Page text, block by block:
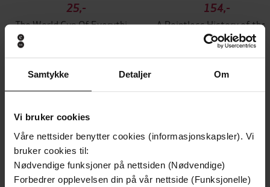
Samtykke Detaljer Om
Vi bruker cookies
Våre nettsider benytter cookies (informasjonskapsler). Vi
bruker cookies til:
Nødvendige funksjoner på nettsiden (Nødvendige)
Forbedrer opplevelsen din på vår nettside (Funksjonelle)
25,-
The World Cup Of Everything
154,-
Richard Osman
Undertittel
A brain-teasing bumper book of questions
and trivia
Forfattere Alexander Armstrong
Osman(forfatter)